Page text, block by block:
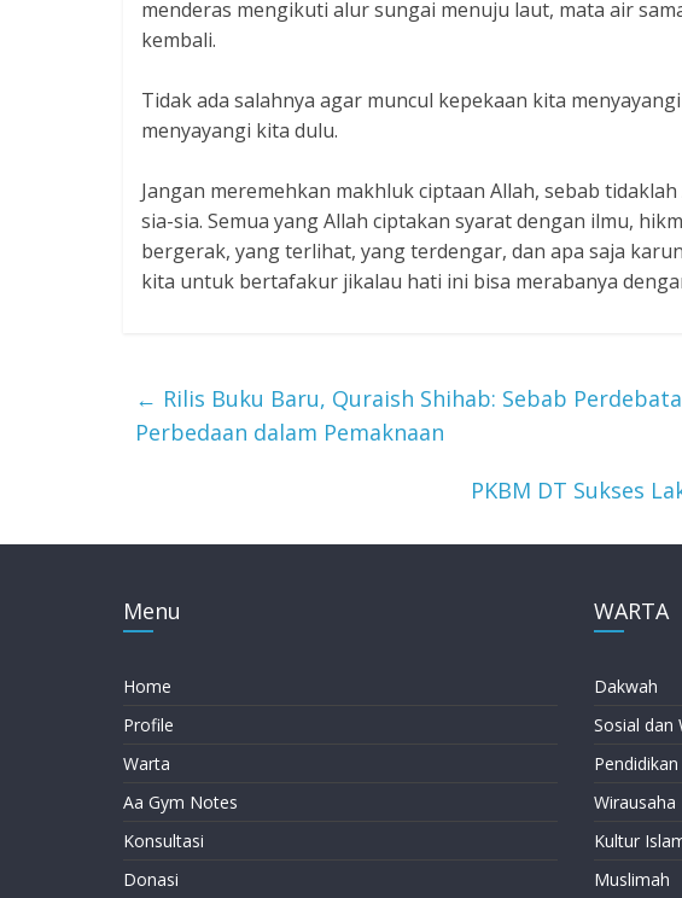
menderas mengikuti alur sungai menuju laut, mata air
kembali.
Tidak ada salahnya agar muncul kepekaan kita
menyayangi kita dulu.
Jangan meremehkan makhluk ciptaan Allah, sebab
sia-sia. Semua yang Allah ciptakan syarat dengan ilmu,
bergerak, yang terlihat, yang terdengar, dan apa saja
kita untuk bertafakur jikalau hati ini bisa merabanya
← Rilis Buku Baru, Quraish Shihab: Sebab
Perbedaan dalam Pemaknaan
PKBM DT Sukses
Menu
Home
Profile
Warta
Aa Gym Notes
Konsultasi
Donasi
WARTA
Dakwah
Sosial dan
Pendidikan
Wirausaha
Kultur
Muslimah